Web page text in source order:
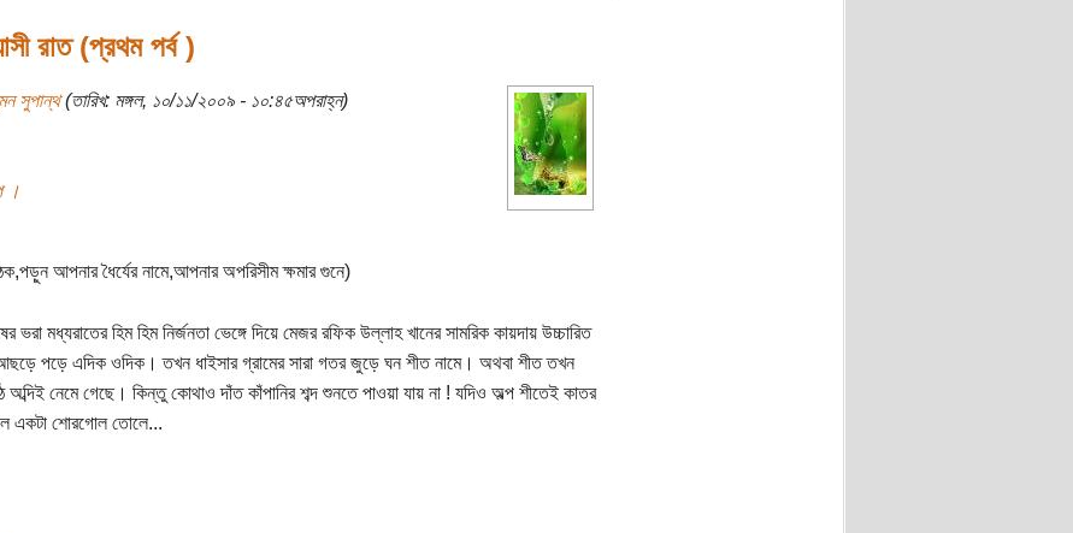
রাত (প্রথম পর্ব )
সুপান্থ(তারিখ: মঙ্গল, ১০/১১/২০০৯ - ১০:৪৫অপরাহ্ন)
।
আপনার ধৈর্যের নামে,আপনার অপরিসীম ক্ষমার গুনে)
ভরা মধ্যরাতের হিম হিম নির্জনতা ভেঙ্গে দিয়ে মেজর রফিক উল্লাহ খানের সামরিক কায়দায় উচ্চারিত
পড়ে এদিক ওদিক। তখন ধাইসার গ্রামের সারা গতর জুড়ে ঘন শীত নামে। অথবা শীত তখন
অব্দিই নেমে গেছে। কিন্তু কোথাও দাঁত কাঁপানির শব্দ শুনতে পাওয়া যায় না ! যদিও অল্প শীতেই কাতর
একটা শোরগোল তোলে...